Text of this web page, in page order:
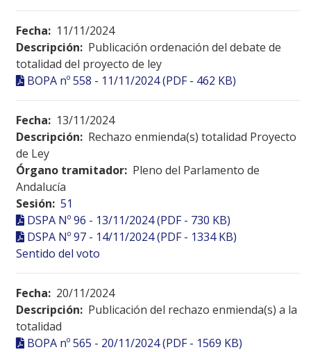
Fecha: 11/11/2024
Descripción: Publicación ordenación del debate de
totalidad del proyecto de ley
BOPA nº 558 - 11/11/2024 (PDF - 462 KB)
Fecha: 13/11/2024
Descripción: Rechazo enmienda(s) totalidad Proyecto
de Ley
Órgano tramitador: Pleno del Parlamento de
Andalucía
Sesión: 51
DSPA Nº 96 - 13/11/2024 (PDF - 730 KB)
DSPA Nº 97 - 14/11/2024 (PDF - 1334 KB)
Sentido del voto
Fecha: 20/11/2024
Descripción: Publicación del rechazo enmienda(s) a la
totalidad
BOPA nº 565 - 20/11/2024 (PDF - 1569 KB)